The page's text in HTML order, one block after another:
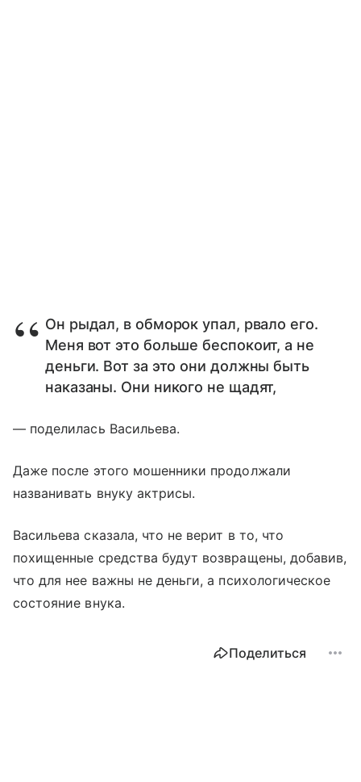
Он рыдал, в обморок упал, рвало его.
Меня вот это больше беспокоит, а не
деньги. Вот за это они должны быть
наказаны. Они никого не щадят,
— поделилась Васильева.
Даже после этого мошенники продолжали
названивать внуку актрисы.
Васильева сказала, что не верит в то, что
похищенные средства будут возвращены, добавив,
что для нее важны не деньги, а психологическое
состояние внука.
Поделиться